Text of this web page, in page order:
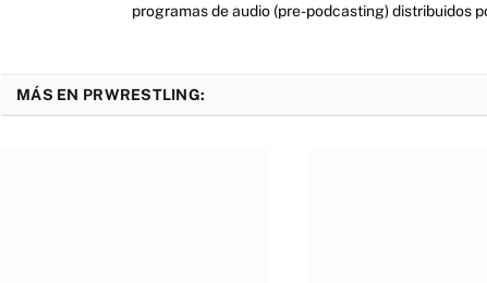
programas de audio (pre-podcasting) distribuidos
MÁS EN PRWRESTLING: